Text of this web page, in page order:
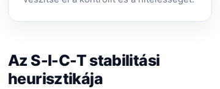
Az S-I-C-T stabilitási
heurisztikája